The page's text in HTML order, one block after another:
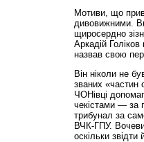
Мотиви, що
дивовижними.
щиросердно
Аркадій
назвав свою
Він ніколи не
званих «частин
ЧОНівці
чекістами — за
трибунал за
ВЧК-ГПУ.
оскільки